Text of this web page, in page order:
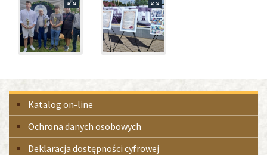
Menu
boczne
Katalog on-line
Ochrona danych osobowych
Deklaracja dostępności cyfrowej